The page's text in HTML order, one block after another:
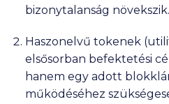
bizonytalanság növekszik.
Haszonelvű tokenek
elsősorban befektetési
hanem egy adott
működéséhez